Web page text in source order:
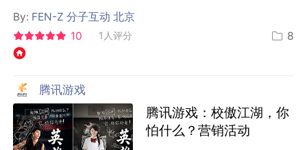
By: FEN-Z 分子互动 北京
10
1人评分 8
腾讯游戏
腾讯游戏：校傲江湖，你
怕什么？营销活动